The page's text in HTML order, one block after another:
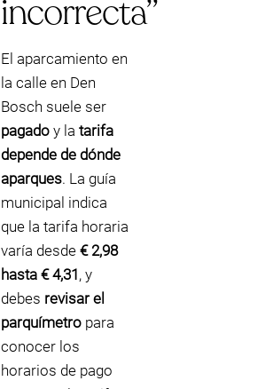
incorrecta”
El aparcamiento en
la calle en Den
Bosch suele ser
pagado y la tarifa
depende de dónde
aparques. La guía
municipal indica
que la tarifa horaria
varía desde € 2,98
hasta € 4,31, y
debes revisar el
parquímetro para
conocer los
horarios de pago